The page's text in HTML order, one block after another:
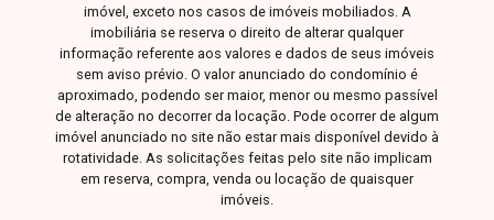
imóvel, exceto nos casos de imóveis mobiliados. A
imobiliária se reserva o direito de alterar qualquer
informação referente aos valores e dados de seus imóveis
sem aviso prévio. O valor anunciado do condomínio é
aproximado, podendo ser maior, menor ou mesmo passível
de alteração no decorrer da locação. Pode ocorrer de algum
imóvel anunciado no site não estar mais disponível devido à
rotatividade. As solicitações feitas pelo site não implicam
em reserva, compra, venda ou locação de quaisquer
imóveis.